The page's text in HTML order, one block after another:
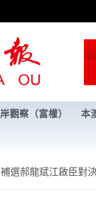
觀察（富權） 本
選郝龍斌江啟臣對